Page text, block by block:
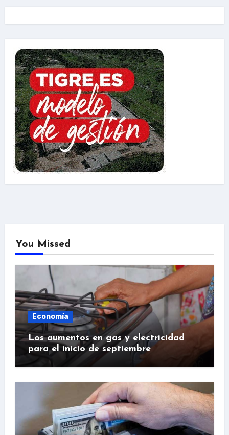
You Missed
Economía
Los aumentos en gas y electricidad
para el inicio de septiembre